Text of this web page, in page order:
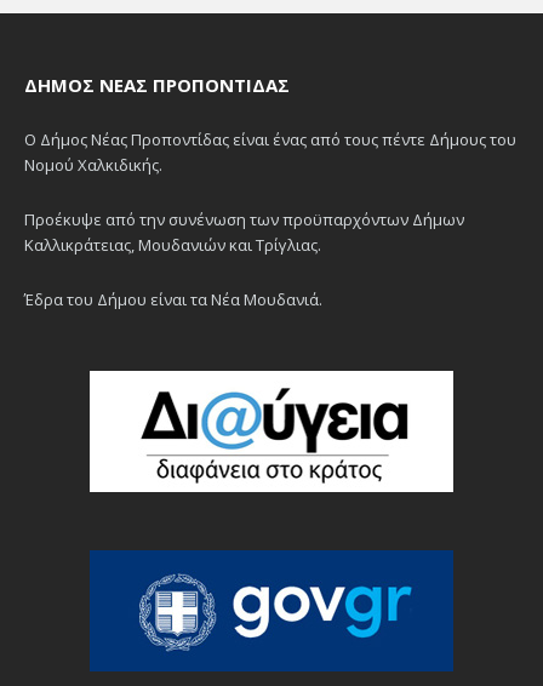
ΔΉΜΟΣ ΝΈΑΣ ΠΡΟΠΟΝΤΊΔΑΣ
Ο Δήμος Νέας Προποντίδας είναι ένας από τους πέντε Δήμους του
Νομού Χαλκιδικής.
Προέκυψε από την συνένωση των προϋπαρχόντων Δήμων
Καλλικράτειας, Μουδανιών και Τρίγλιας.
Έδρα του Δήμου είναι τα Νέα Μουδανιά.